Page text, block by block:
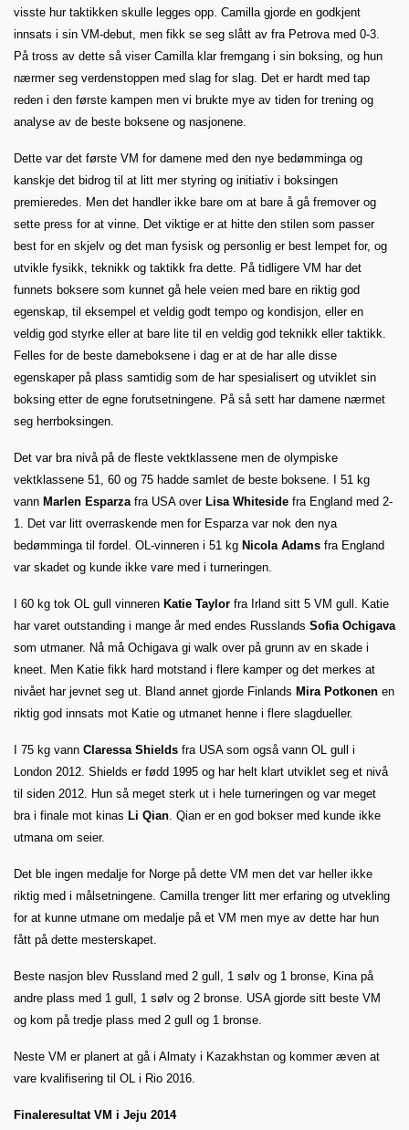
visste hur taktikken skulle legges opp. Camilla gjorde en godkjent
innsats i sin VM-debut, men fikk se seg slått av fra Petrova med 0-3.
På tross av dette så viser Camilla klar fremgang i sin boksing, og hun
nærmer seg verdenstoppen med slag for slag. Det er hardt med tap
reden i den første kampen men vi brukte mye av tiden for trening og
analyse av de beste boksene og nasjonene.
Dette var det første VM for damene med den nye bedømminga og
kanskje det bidrog til at litt mer styring og initiativ i boksingen
premieredes. Men det handler ikke bare om at bare å gå fremover og
sette press for at vinne. Det viktige er at hitte den stilen som passer
best for en skjelv og det man fysisk og personlig er best lempet for, og
utvikle fysikk, teknikk og taktikk fra dette. På tidligere VM har det
funnets boksere som kunnet gå hele veien med bare en riktig god
egenskap, til eksempel et veldig godt tempo og kondisjon, eller en
veldig god styrke eller at bare lite til en veldig god teknikk eller taktikk.
Felles for de beste dameboksene i dag er at de har alle disse
egenskaper på plass samtidig som de har spesialisert og utviklet sin
boksing etter de egne forutsetningene. På så sett har damene nærmet
seg herrboksingen.
Det var bra nivå på de fleste vektklassene men de olympiske
vektklassene 51, 60 og 75 hadde samlet de beste boksene. I 51 kg
vann Marlen Esparza fra USA over Lisa Whiteside fra England med 2-
1. Det var litt overraskende men for Esparza var nok den nya
bedømminga til fordel. OL-vinneren i 51 kg Nicola Adams fra England
var skadet og kunde ikke vare med i turneringen.
I 60 kg tok OL gull vinneren Katie Taylor fra Irland sitt 5 VM gull. Katie
har varet outstanding i mange år med endes Russlands Sofia Ochigava
som utmaner. Nå må Ochigava gi walk over på grunn av en skade i
kneet. Men Katie fikk hard motstand i flere kamper og det merkes at
nivået har jevnet seg ut. Bland annet gjorde Finlands Mira Potkonen en
riktig god innsats mot Katie og utmanet henne i flere slagdueller.
I 75 kg vann Claressa Shields fra USA som også vann OL gull i
London 2012. Shields er fødd 1995 og har helt klart utviklet seg et nivå
til siden 2012. Hun så meget sterk ut i hele turneringen og var meget
bra i finale mot kinas Li Qian . Qian er en god bokser med kunde ikke
utmana om seier.
Det ble ingen medalje for Norge på dette VM men det var heller ikke
riktig med i målsetningene. Camilla trenger litt mer erfaring og utvekling
for at kunne utmane om medalje på et VM men mye av dette har hun
fått på dette mesterskapet.
Beste nasjon blev Russland med 2 gull, 1 sølv og 1 bronse, Kina på
andre plass med 1 gull, 1 sølv og 2 bronse. USA gjorde sitt beste VM
og kom på tredje plass med 2 gull og 1 bronse.
Neste VM er planert at gå i Almaty i Kazakhstan og kommer æven at
vare kvalifisering til OL i Rio 2016.
Finaleresultat VM i Jeju 2014